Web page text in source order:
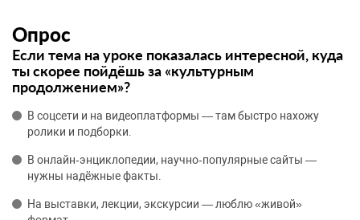
Опрос
Если тема на уроке показалась интересной, куда
ты скорее пойдёшь за «культурным
продолжением»?
В соцсети и на видеоплатформы — там быстро нахожу
ролики и подборки.
В онлайн‑энциклопедии, научно‑популярные сайты —
нужны надёжные факты.
На выставки, лекции, экскурсии — люблю «живой»